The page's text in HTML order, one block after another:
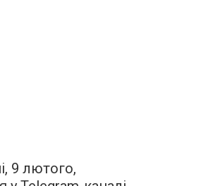
9 лютого,